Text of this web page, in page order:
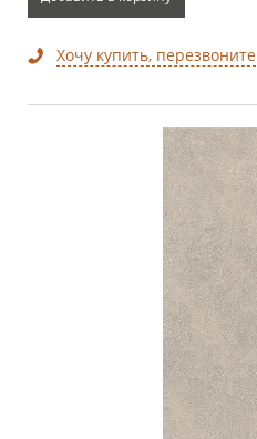
Хочу купить, перезвоните